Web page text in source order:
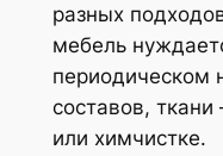
разных
мебель
периодическом
составов,
или химчистке.